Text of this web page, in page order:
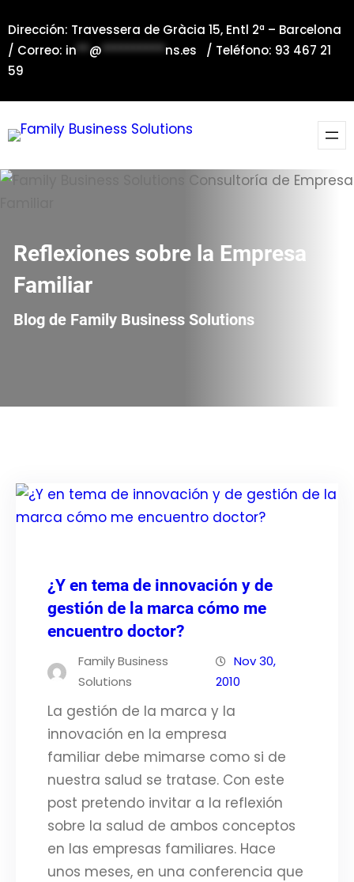
al
contenido
Dirección: Travessera de Gràcia 15, Entl 2ª – Barcelona
/ Correo: in**@**********ns.es / Teléfono: 93 467 21
59
Reflexiones sobre la Empresa
Familiar
Blog de Family Business Solutions
¿Y en tema de innovación y de
gestión de la marca cómo me
encuentro doctor?
Family Business
Solutions
Nov 30,
2010
La gestión de la marca y la
innovación en la empresa
familiar debe mimarse como si de
nuestra salud se tratase. Con este
post pretendo invitar a la reflexión
sobre la salud de ambos conceptos
en las empresas familiares. Hace
unos meses, en una conferencia que